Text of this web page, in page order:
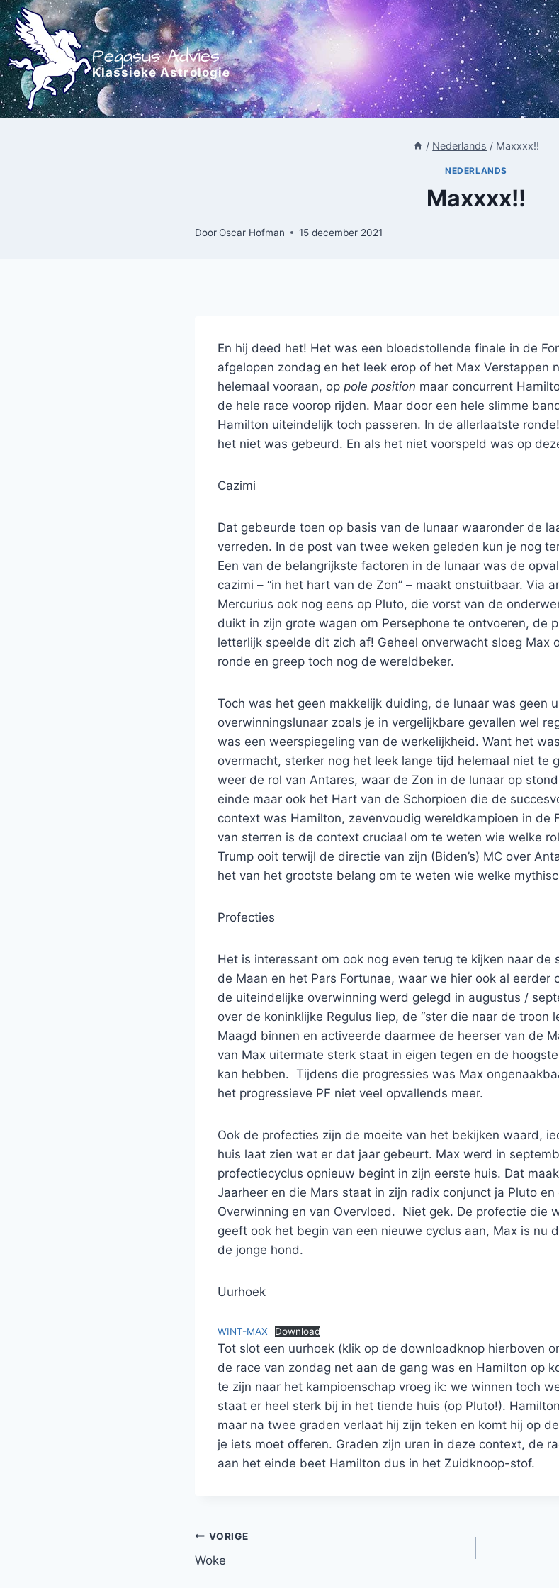
Doorgaan
naar
inhoud
Pegasus Advies
Klassieke Astrologie
/ Nederlands / Maxxxx!!
NEDERLANDS
Maxxxx!!
DoorOscar Hofman 15 december 2021
En hij deed het! Het was een bloedstollende finale in de
afgelopen zondag en het leek erop of het Max Verstappen
helemaal vooraan, op pole position maar concurrent
de hele race voorop rijden. Maar door een hele slimme
Hamilton uiteindelijk toch passeren. In de allerlaatste
het niet was gebeurd. En als het niet voorspeld was op
Cazimi
Dat gebeurde toen op basis van de lunaar waaronder de
verreden. In de post van twee weken geleden kun je nog
Een van de belangrijkste factoren in de lunaar was de
cazimi – “in het hart van de Zon” – maakt onstuitbaar. Via
Mercurius ook nog eens op Pluto, die vorst van de
duikt in zijn grote wagen om Persephone te ontvoeren, de
letterlijk speelde dit zich af! Geheel onverwacht sloeg Max
ronde en greep toch nog de wereldbeker.
Toch was het geen makkelijk duiding, de lunaar was geen
overwinningslunaar zoals je in vergelijkbare gevallen wel
was een weerspiegeling van de werkelijkheid. Want het
overmacht, sterker nog het leek lange tijd helemaal niet te
weer de rol van Antares, waar de Zon in de lunaar op
einde maar ook het Hart van de Schorpioen die de
context was Hamilton, zevenvoudig wereldkampioen in de
van sterren is de context cruciaal om te weten wie welke
Trump ooit terwijl de directie van zijn (Biden’s) MC over
het van het grootste belang om te weten wie welke
Profecties
Het is interessant om ook nog even terug te kijken naar de
de Maan en het Pars Fortunae, waar we hier ook al eerder
de uiteindelijke overwinning werd gelegd in augustus /
over de koninklijke Regulus liep, de “ster die naar de troon
Maagd binnen en activeerde daarmee de heerser van de
van Max uitermate sterk staat in eigen tegen en de
kan hebben. Tijdens die progressies was Max
het progressieve PF niet veel opvallends meer.
Ook de profecties zijn de moeite van het bekijken waard,
huis laat zien wat er dat jaar gebeurt. Max werd in
profectiecyclus opnieuw begint in zijn eerste huis. Dat
Jaarheer en die Mars staat in zijn radix conjunct ja Pluto
Overwinning en van Overvloed. Niet gek. De profectie die
geeft ook het begin van een nieuwe cyclus aan, Max is nu
de jonge hond.
Uurhoek
WINT-MAX Download
Tot slot een uurhoek (klik op de downloadknop hierboven
de race van zondag net aan de gang was en Hamilton op
te zijn naar het kampioenschap vroeg ik: we winnen toch
staat er heel sterk bij in het tiende huis (op Pluto!).
maar na twee graden verlaat hij zijn teken en komt hij op
je iets moet offeren. Graden zijn uren in deze context, de
aan het einde beet Hamilton dus in het Zuidknoop-stof.
Bericht
navigatie
VORIGE
Woke